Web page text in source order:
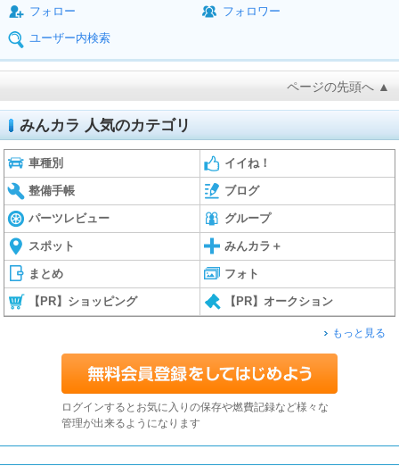
フォロー
フォロワー
ユーザー内検索
ページの先頭へ ▲
みんカラ 人気のカテゴリ
車種別 イイね！
整備手帳 ブログ
パーツレビュー グループ
スポット みんカラ＋
まとめ フォト
【PR】ショッピング 【PR】オークション
もっと見る
ログインするとお気に入りの保存や燃費記録など様々な
管理が出来るようになります